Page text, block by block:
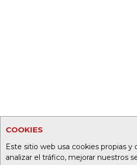
COOKIES
Este sitio web usa cookies propias y
analizar el tráfico, mejorar nuestros